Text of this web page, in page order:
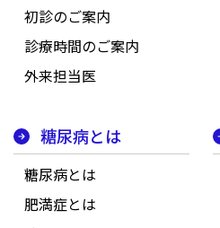
初診のご案内
診療時間のご案内
外来担当医
糖尿病とは
糖尿病とは
肥満症とは